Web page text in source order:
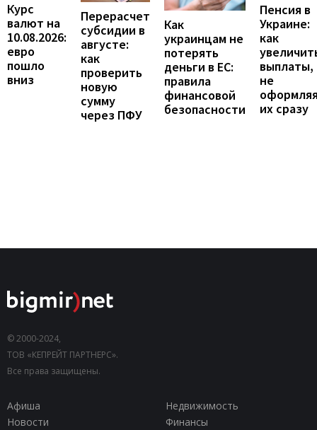
Курс
валют на
10.08.2026:
евро
пошло
вниз
Перерасчет
субсидии в
августе:
как
проверить
новую
сумму
через ПФУ
Как
украинцам не
потерять
деньги в ЕС:
правила
финансовой
безопасности
Пенсия в
Украине:
как
выплаты,
не
их сразу
© 2000-2024,
ТОВ «КЕПРЕЙТ ПАРТНЕРС».
Все права защищены.
Афиша
Недвижимость
Новости
Финансы